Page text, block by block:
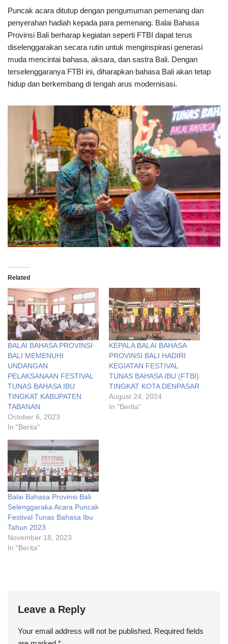
Puncak acara ditutup dengan pengumuman pemenang dan
penyerahan hadiah kepada para pemenang. Balai Bahasa
Provinsi Bali berharap kegiatan seperti FTBI dapat terus
diselenggarakan secara rutin untuk menginspirasi generasi
muda mencintai bahasa, aksara, dan sastra Bali. Dengan
terselenggaranya FTBI ini, diharapkan bahasa Bali akan tetap
hidup dan berkembang di tengah arus modernisasi.
Related
BALAI BAHASA PROVINSI
BALI MEMENUHI
UNDANGAN
PELAKSANAAN FESTIVAL
TUNAS BAHASA IBU
TINGKAT KABUPATEN
TABANAN
October 6, 2023
In "Berita"
KEPALA BALAI BAHASA
PROVINSI BALI HADIRI
KEGIATAN FESTIVAL
TUNAS BAHASA IBU (FTBI)
TINGKAT KOTA DENPASAR
August 24, 2024
In "Berita"
Balai Bahasa Provinsi Bali
Selenggaraka Acara Puncak
Festival Tunas Bahasa Ibu
Tahun 2023
November 18, 2023
In "Berita"
Leave a Reply
Your email address will not be published. Required fields